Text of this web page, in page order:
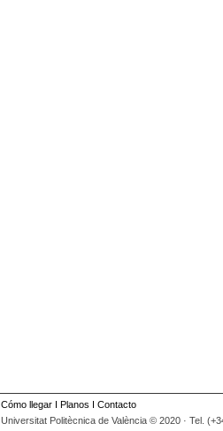
Cómo llegar I Planos I Contacto
Universitat Politècnica de València © 2020 · Tel.